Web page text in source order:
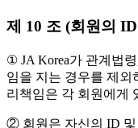
제 10 조 (회원의
① JA Korea가 관계법
임을 지는 경우를 제
리책임은 각 회원에게
② 회원은 자신의 ID 및